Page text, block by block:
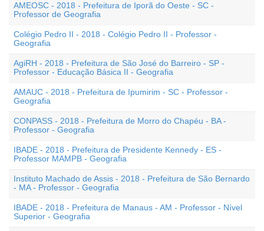
AMEOSC - 2018 - Prefeitura de Iporã do Oeste - SC -
Professor de Geografia
Colégio Pedro II - 2018 - Colégio Pedro II - Professor -
Geografia
AgiRH - 2018 - Prefeitura de São José do Barreiro - SP -
Professor - Educação Básica II - Geografia
AMAUC - 2018 - Prefeitura de Ipumirim - SC - Professor -
Geografia
CONPASS - 2018 - Prefeitura de Morro do Chapéu - BA -
Professor - Geografia
IBADE - 2018 - Prefeitura de Presidente Kennedy - ES -
Professor MAMPB - Geografia
Instituto Machado de Assis - 2018 - Prefeitura de São Bernardo
- MA - Professor - Geografia
IBADE - 2018 - Prefeitura de Manaus - AM - Professor - Nível
Superior - Geografia